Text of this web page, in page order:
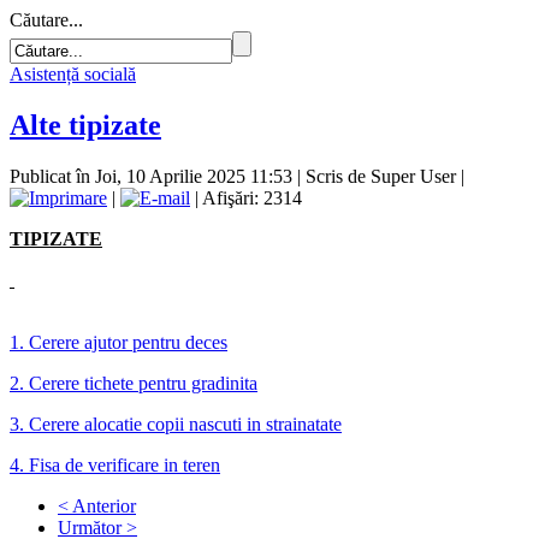
Căutare...
Asistență socială
Alte tipizate
Publicat în Joi, 10 Aprilie 2025 11:53 | Scris de Super User|
|
| Afişări: 2314
TIPIZATE
1. Cerere ajutor pentru deces
2. Cerere tichete pentru gradinita
3. Cerere alocatie copii nascuti in strainatate
4. Fisa de verificare in teren
< Anterior
Următor >